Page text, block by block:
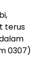
terus
0307)